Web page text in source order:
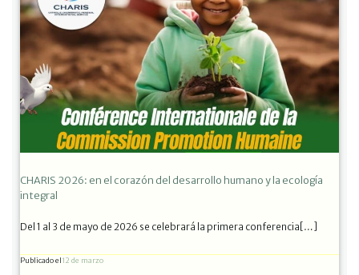
CHARIS 2026: en el corazón del desarrollo humano y la ecología
integral
Del 1 al 3 de mayo de 2026 se celebrará la primera conferencia[…]
Publicado el12 de marzo